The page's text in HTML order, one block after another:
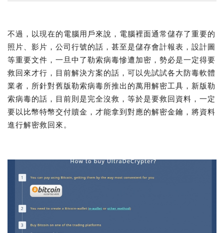
不過，以現在的電腦用戶來說，電腦裡面通常儲存了重要的
照片、影片，公司行號的話，甚至是儲存會計報表，設計圖
等重要文件，一旦中了勒索病毒慘遭加密，勢必是一定得要
救回來才行，目前解決方案的話，可以先試試各大防毒軟體
業者，所針對舊版勒索病毒所推出的萬用解密工具，新版勒
索病毒的話，目前則是完全沒救，等於是要救回資料，一定
要以比幣特幣交付贖金，才能拿到對應的解密金鑰，將資料
進行解密救回來。